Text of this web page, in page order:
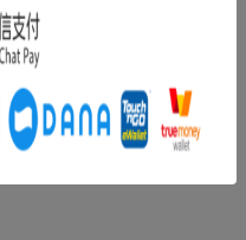
ースより）
？」「どうしてあんなふう
は、人間の世界の常識から
物ばかり！知れば知るほ